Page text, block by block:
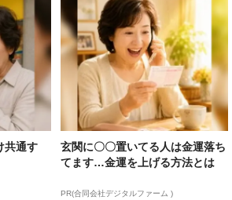
共通す
玄関に〇〇置いてる人は金運落ち
てます…金運を上げる方法とは
PR(合同会社デジタルファーム )